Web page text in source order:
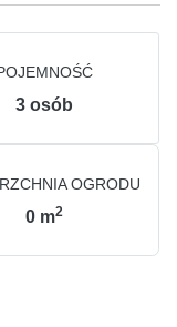
3 osób
OGRODU
0 m2